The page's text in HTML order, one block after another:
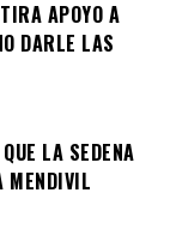
APOYO A
DARLE LAS
LA SEDENA
MENDIVIL